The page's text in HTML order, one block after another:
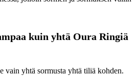
kuin yhtä Oura Ringiä
vain yhtä sormusta yhtä tiliä kohden.